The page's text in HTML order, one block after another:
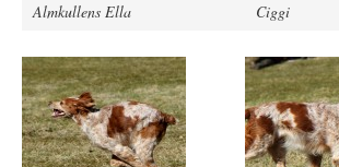
Almkullens Ella Ciggi